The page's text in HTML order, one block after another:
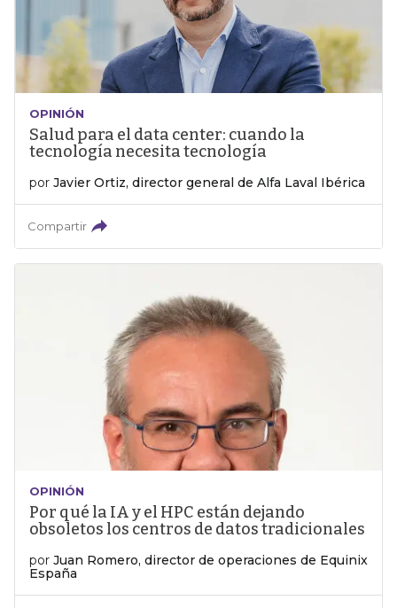
OPINIÓN
Salud para el data center: cuando la
tecnología necesita tecnología
por Javier Ortiz, director general de Alfa Laval Ibérica
Compartir
OPINIÓN
Por qué la IA y el HPC están dejando
obsoletos los centros de datos tradicionales
por Juan Romero, director de operaciones de Equinix
España